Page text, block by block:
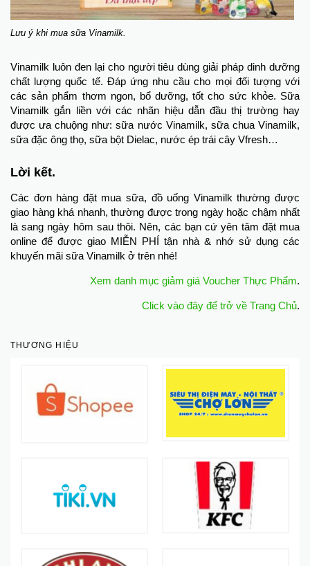
Lưu ý khi mua sữa Vinamilk.
Vinamilk luôn đen lại cho người tiêu dùng giải pháp dinh dưỡng
chất lượng quốc tế. Đáp ứng nhu cầu cho mọi đối tượng với
các sản phẩm thơm ngon, bổ dưỡng, tốt cho sức khỏe. Sữa
Vinamilk gắn liền với các nhãn hiệu dẫn đầu thị trường hay
được ưa chuộng như: sữa nước Vinamilk, sữa chua Vinamilk,
sữa đặc ông thọ, sữa bột Dielac, nước ép trái cây Vfresh…
Lời kết.
Các đơn hàng đặt mua sữa, đồ uống Vinamilk thường được
giao hàng khá nhanh, thường được trong ngày hoặc chậm nhất
là sang ngày hôm sau thôi. Nên, các bạn cứ yên tâm đặt mua
online để được giao MIỄN PHÍ tận nhà & nhớ sử dụng các
khuyến mãi sữa Vinamilk ở trên nhé!
Xem danh mục giảm giá Voucher Thực Phẩm.
Click vào đây để trở về Trang Chủ.
THƯƠNG HIỆU